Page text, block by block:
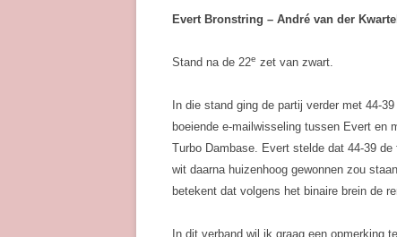
Evert Bronstring – André van der
Stand na de 22e zet van zwart.
In die stand ging de partij verder met 44-
boeiende e-mailwisseling tussen Evert en
Turbo Dambase. Evert stelde dat 44-39
wit daarna huizenhoog gewonnen zou
betekent dat volgens het binaire brein de
In dit verband wil ik graag een opmerking